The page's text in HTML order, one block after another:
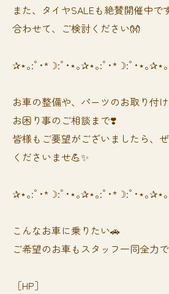
また、タイヤSALEも絶賛開催中で
合わせて、ご検討ください👐
✰⋆｡:ﾟ･*☽:ﾟ･⋆｡✰⋆｡:ﾟ･*☽:ﾟ･⋆｡✰⋆
お車の整備や、パーツのお取り付
お困り事のご相談まで❣️
皆様もご要望がございましたら、
くださいませ💪✨
✰⋆｡:ﾟ･*☽:ﾟ･⋆｡✰⋆｡:ﾟ･*☽:ﾟ･⋆｡✰⋆
⁡⁡⁡こんなお車に乗りたい🚗
ご希望のお車もスタッフ一同全力
［HP］